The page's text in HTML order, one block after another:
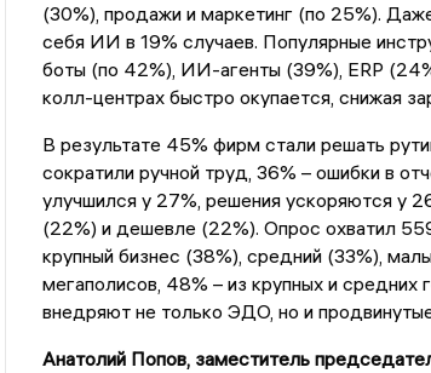
(30%), продажи и маркетинг (по 25%).
себя ИИ в 19% случаев. Популярные
боты (по 42%), ИИ-агенты (39%), ERP
колл-центрах быстро окупается, снижая
В результате 45% фирм стали решать
сократили ручной труд, 36% – ошибки в
улучшился у 27%, решения ускоряются у
(22%) и дешевле (22%). Опрос охватил
крупный бизнес (38%), средний (33%),
мегаполисов, 48% – из крупных и
внедряют не только ЭДО, но и
Анатолий Попов, заместитель